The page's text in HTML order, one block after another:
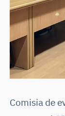
Comisia de